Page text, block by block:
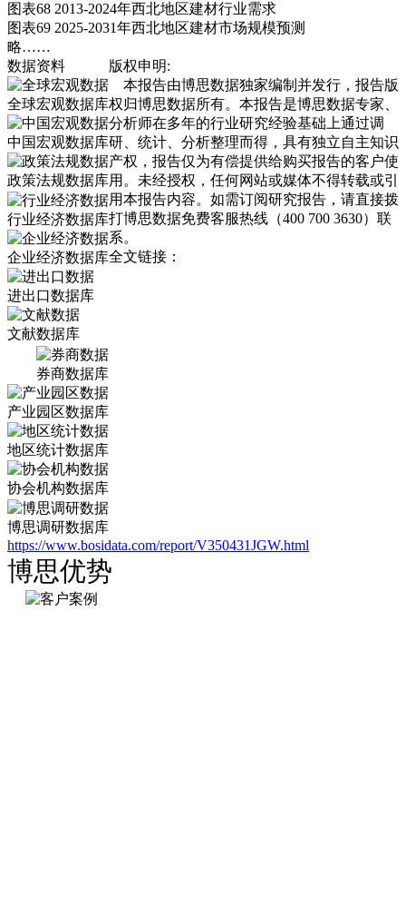
图表68 2013-2024年西北地区建材行业需求
图表69 2025-2031年西北地区建材市场规模预测
略……
数据资料
全球宏观数据库
中国宏观数据库
政策法规数据库
行业经济数据库
企业经济数据库
进出口数据库
文献数据库
券商数据库
产业园区数据库
地区统计数据库
协会机构数据库
博思调研数据库
版权申明:
本报告由博思数据独家编制并发行，报告版
权归博思数据所有。本报告是博思数据专家、
分析师在多年的行业研究经验基础上通过调
研、统计、分析整理而得，具有独立自主知识
产权，报告仅为有偿提供给购买报告的客户使
用。未经授权，任何网站或媒体不得转载或引
用本报告内容。如需订阅研究报告，请直接拨
打博思数据免费客服热线（400 700 3630）联
系。
全文链接：
https://www.bosidata.com/report/V350431JGW.html
博思优势